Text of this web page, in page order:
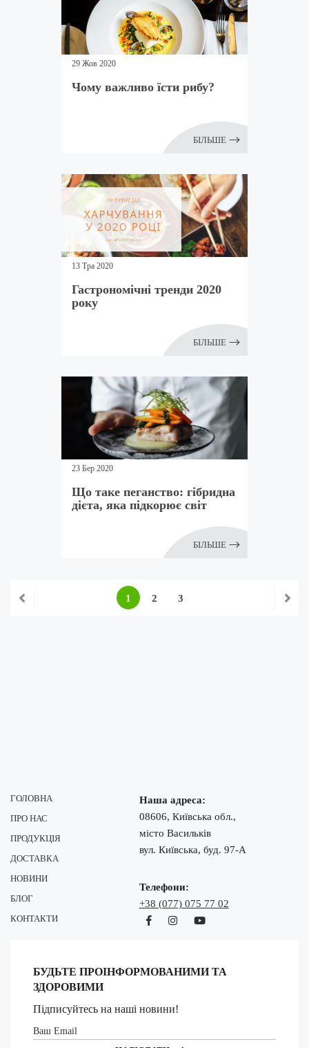
29 Жов 2020
Чому важливо їсти рибу?
БІЛЬШЕ
13 Тра 2020
Гастрономічні тренди 2020
року
БІЛЬШЕ
23 Бер 2020
Що таке пеганство: гібридна
дієта, яка підкорює світ
БІЛЬШЕ
1 2 3
ГОЛОВНА
ПРО НАС
ПРОДУКЦІЯ
ДОСТАВКА
НОВИНИ
БЛОГ
КОНТАКТИ
БУДЬТЕ ПРОІНФОРМОВАНИМИ ТА
ЗДОРОВИМИ
Підписуйтесь на наші новини!
Наша адреса:
08606, Київська обл.,
місто Васильків
вул. Київська, буд. 97-А
Телефони:
+38 (077) 075 77 02